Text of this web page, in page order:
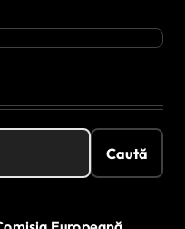
Caută